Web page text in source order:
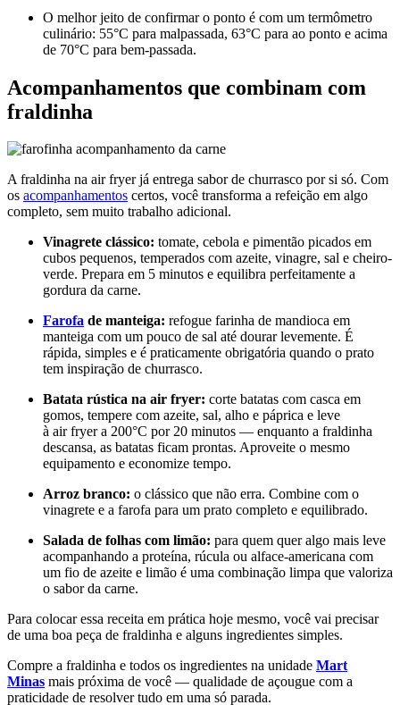
O melhor jeito de confirmar o ponto é com um termômetro
culinário: 55°C para malpassada, 63°C para ao ponto e acima
de 70°C para bem-passada.
Acompanhamentos que combinam com
fraldinha
A fraldinha na air fryer já entrega sabor de churrasco por si só. Com
os acompanhamentos certos, você transforma a refeição em algo
completo, sem muito trabalho adicional.
Vinagrete clássico: tomate, cebola e pimentão picados em
cubos pequenos, temperados com azeite, vinagre, sal e cheiro-
verde. Prepara em 5 minutos e equilibra perfeitamente a
gordura da carne.
Farofa de manteiga: refogue farinha de mandioca em
manteiga com um pouco de sal até dourar levemente. É
rápida, simples e é praticamente obrigatória quando o prato
tem inspiração de churrasco.
Batata rústica na air fryer: corte batatas com casca em
gomos, tempere com azeite, sal, alho e páprica e leve
à air fryer a 200°C por 20 minutos — enquanto a fraldinha
descansa, as batatas ficam prontas. Aproveite o mesmo
equipamento e economize tempo.
Arroz branco: o clássico que não erra. Combine com o
vinagrete e a farofa para um prato completo e equilibrado.
Salada de folhas com limão: para quem quer algo mais leve
acompanhando a proteína, rúcula ou alface-americana com
um fio de azeite e limão é uma combinação limpa que valoriza
o sabor da carne.
Para colocar essa receita em prática hoje mesmo, você vai precisar
de uma boa peça de fraldinha e alguns ingredientes simples.
Compre a fraldinha e todos os ingredientes na unidade Mart
Minas mais próxima de você — qualidade de açougue com a
praticidade de resolver tudo em uma só parada.